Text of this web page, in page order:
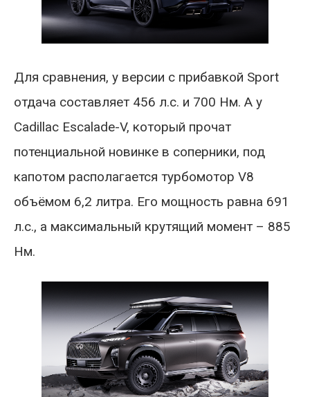
Для сравнения, у версии с прибавкой Sport
отдача составляет 456 л.с. и 700 Нм. А у
Cadillac Escalade-V, который прочат
потенциальной новинке в соперники, под
капотом располагается турбомотор V8
объёмом 6,2 литра. Его мощность равна 691
л.с., а максимальный крутящий момент – 885
Нм.